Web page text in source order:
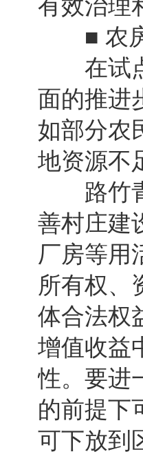
有效治理
■ 农房
在试点
面的推进
如部分农
地资源不
路竹青
善村庄建
厂房等用
所有权、
体合法权
增值收益
性。要进
的前提下
可下放到